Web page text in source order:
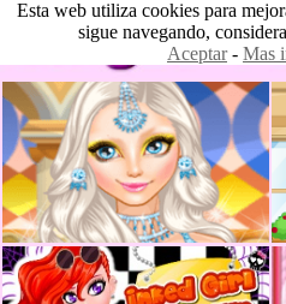
Esta web utiliza cookies para
sigue navegando,
Aceptar- Mas